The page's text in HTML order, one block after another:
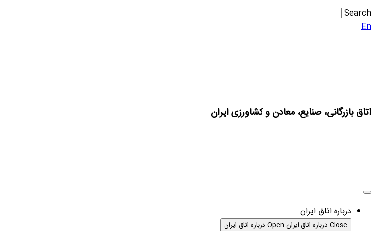
Search
En
اتاق بازرگانی، صنایع، معادن و کشاورزی ایران
درباره اتاق ایران
Close درباره اتاق ایران Open درباره اتاق ایران